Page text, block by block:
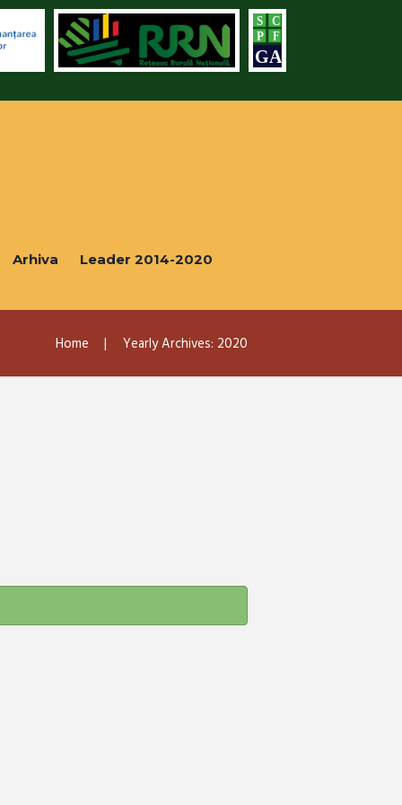
Arhiva Leader 2014-2020
Home Yearly Archives: 2020